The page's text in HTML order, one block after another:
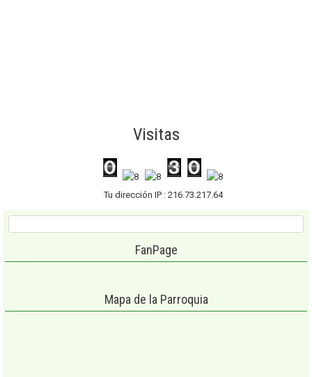
Visitas
Tu dirección IP : 216.73.217.64
FanPage
Mapa de la Parroquia